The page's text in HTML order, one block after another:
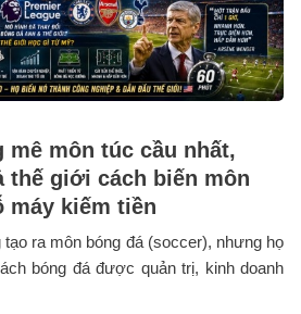
mê môn túc cầu nhất,
thế giới cách biến môn
máy kiếm tiền
ra môn bóng đá (soccer), nhưng họ
bóng đá được quản trị, kinh doanh